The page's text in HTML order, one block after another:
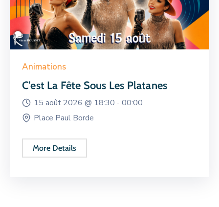
Animations
C’est La Fête Sous Les Platanes
15 août 2026 @ 18:30 - 00:00
Place Paul Borde
More Details